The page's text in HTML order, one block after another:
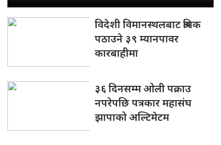
विदेशी विमानस्थलबाट श्रमिक
पठाउने ३९ म्यानपावर
कारबाहीमा
३६ दिनसम्म ओली पक्राउ
नपरेपछि पत्रकार महासंघ
झापाको अल्टिमेटम